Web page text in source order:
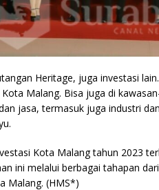
Heritage, juga investasi
Malang. Bisa juga di
jasa, termasuk juga industri
Kota Malang tahun 2023
ini melalui berbagai tahapan
Malang. (HMS*)